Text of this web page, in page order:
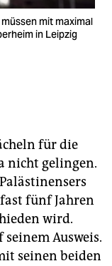
mit maximal
in Leipzig
für die
nicht gelingen.
fünf Jahren
wird.
Ausweis.
seinen beiden